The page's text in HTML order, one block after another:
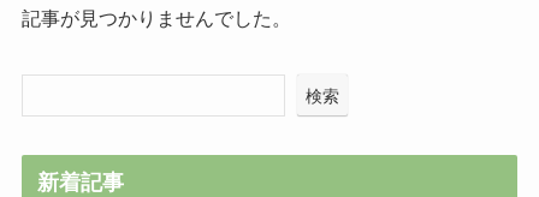
記事が見つかりませんでした。
検索
新着記事